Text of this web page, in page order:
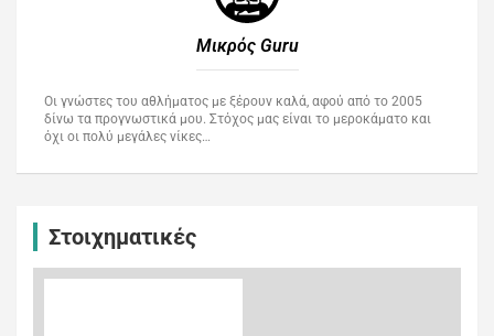
Μικρός Guru​
Οι γνώστες του αθλήματος με ξέρουν καλά, αφού από το 2005
δίνω τα προγνωστικά μου. Στόχος μας είναι το μεροκάματο και
όχι οι πολύ μεγάλες νίκες…
Στοιχηματικές